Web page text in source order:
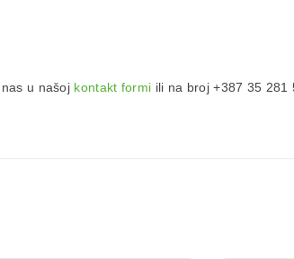
u našoj kontakt formi ili na broj +387 35 281